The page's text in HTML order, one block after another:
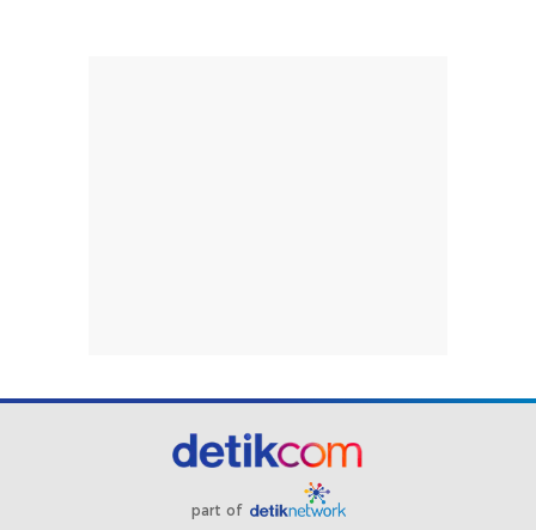
part of